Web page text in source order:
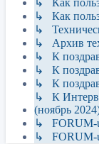
↳ Как
↳ Как
↳
↳ Архив
↳ К
↳ К
↳ К
↳ К
(ноябрь
↳ FORUM-
↳ FORUM-